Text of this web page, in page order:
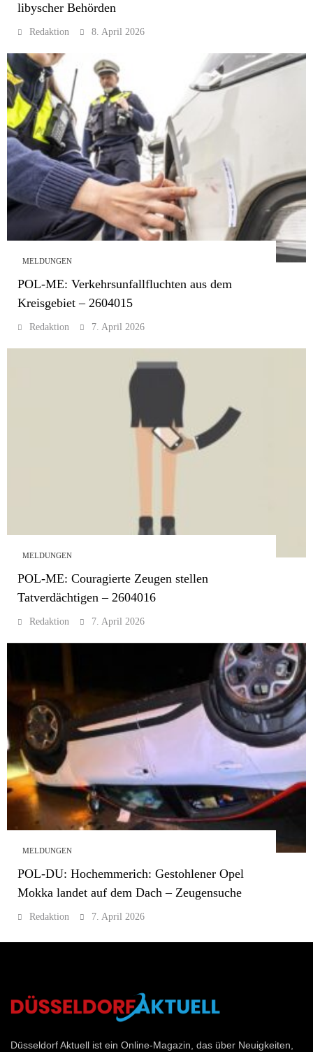
libyscher Behörden
Redaktion 8. April 2026
MELDUNGEN
POL-ME: Verkehrsunfallfluchten aus dem
Kreisgebiet – 2604015
Redaktion 7. April 2026
MELDUNGEN
POL-ME: Couragierte Zeugen stellen
Tatverdächtigen – 2604016
Redaktion 7. April 2026
MELDUNGEN
POL-DU: Hochemmerich: Gestohlener Opel
Mokka landet auf dem Dach – Zeugensuche
Redaktion 7. April 2026
Düsseldorf Aktuell
Düsseldorf Aktuell ist ein Online-Magazin, das über Neuigkeiten,